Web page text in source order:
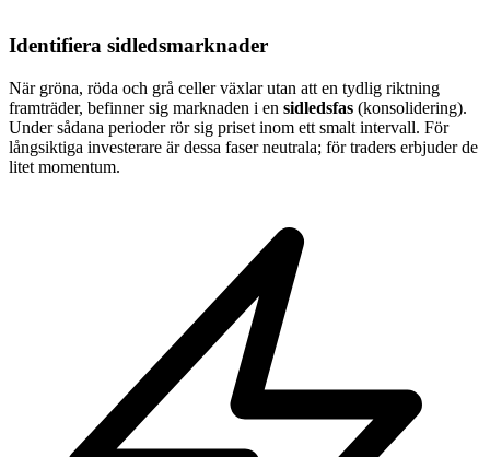
Identifiera sidledsmarknader
När gröna, röda och grå celler växlar utan att en tydlig riktning
framträder, befinner sig marknaden i en sidledsfas (konsolidering).
Under sådana perioder rör sig priset inom ett smalt intervall. För
långsiktiga investerare är dessa faser neutrala; för traders erbjuder de
litet momentum.